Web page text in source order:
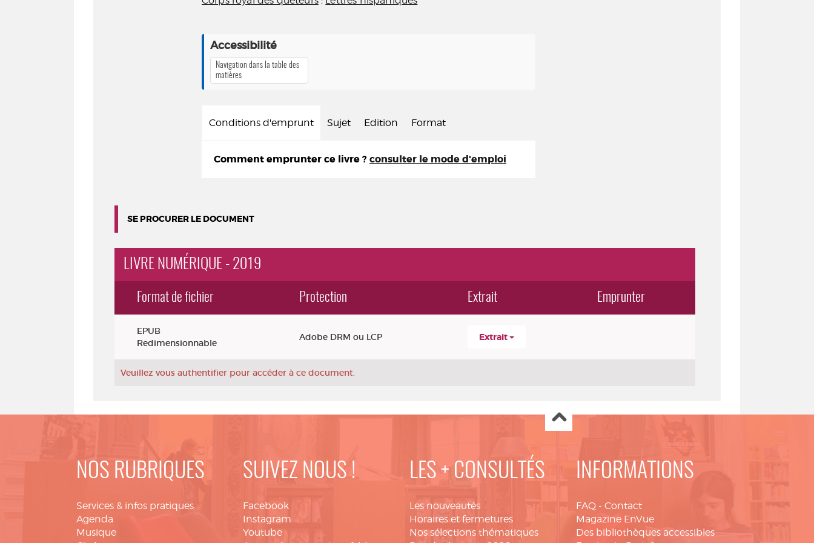
Accessibilité
Navigation dans la table des
matières
Conditions d'emprunt Sujet Edition Format
Comment emprunter ce livre ? consulter le mode d'emploi
SE PROCURER LE DOCUMENT
LIVRE NUMÉRIQUE - 2019
Format de fichier Protection Extrait Emprunter
EPUB
Redimensionnable
Adobe DRM ou LCP Extrait
Veuillez vous authentifier pour accéder à ce document.
NOS RUBRIQUES
Services & infos pratiques
Agenda
Musique
SUIVEZ NOUS !
Facebook
Instagram
Youtube
LES + CONSULTÉS
Les nouveautés
Horaires et fermetures
Nos sélections thématiques
INFORMATIONS
FAQ - Contact
Magazine EnVue
Des bibliothèques accessibles